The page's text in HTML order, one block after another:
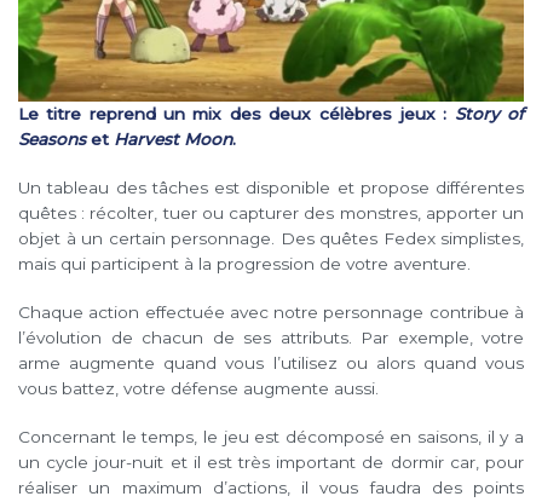
Le titre reprend un mix des deux célèbres jeux : Story of
Seasonset Harvest Moon.
Un tableau des tâches est disponible et propose différentes
quêtes : récolter, tuer ou capturer des monstres, apporter un
objet à un certain personnage. Des quêtes Fedex simplistes,
mais qui participent à la progression de votre aventure.
Chaque action effectuée avec notre personnage contribue à
l’évolution de chacun de ses attributs. Par exemple, votre
arme augmente quand vous l’utilisez ou alors quand vous
vous battez, votre défense augmente aussi.
Concernant le temps, le jeu est décomposé en saisons, il y a
un cycle jour-nuit et il est très important de dormir car, pour
réaliser un maximum d’actions, il vous faudra des points